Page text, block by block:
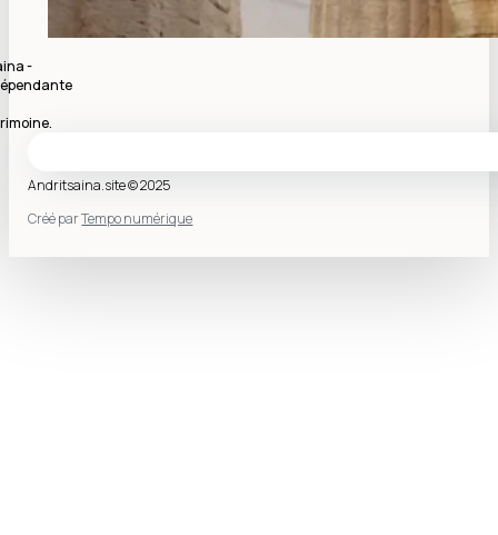
-
Andritsaina.site © 2025
Créé parTempo numérique